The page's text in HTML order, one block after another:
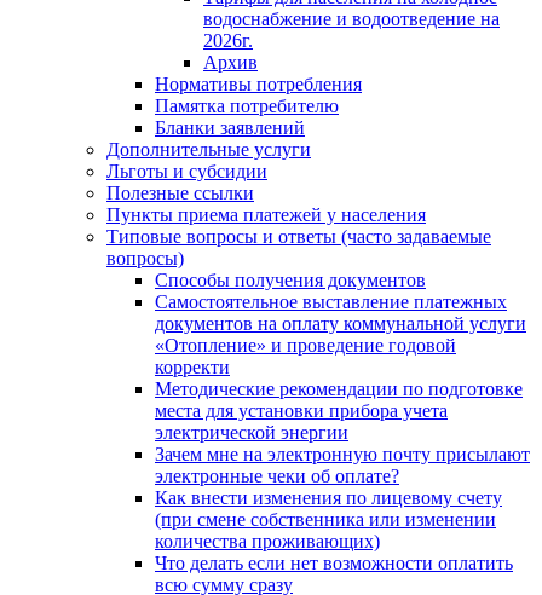
водоснабжение и водоотведение на
2026г.
Архив
Нормативы потребления
Памятка потребителю
Бланки заявлений
Дополнительные услуги
Льготы и субсидии
Полезные ссылки
Пункты приема платежей у населения
Типовые вопросы и ответы (часто задаваемые
вопросы)
Способы получения документов
Самостоятельное выставление платежных
документов на оплату коммунальной услуги
«Отопление» и проведение годовой
корректи
Методические рекомендации по подготовке
места для установки прибора учета
электрической энергии
Зачем мне на электронную почту присылают
электронные чеки об оплате?
Как внести изменения по лицевому счету
(при смене собственника или изменении
количества проживающих)
Что делать если нет возможности оплатить
всю сумму сразу